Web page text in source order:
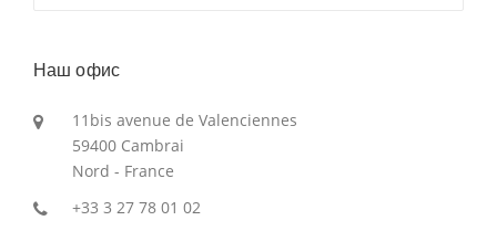
Наш офис
11bis avenue de Valenciennes
59400 Cambrai
Nord - France
+33 3 27 78 01 02